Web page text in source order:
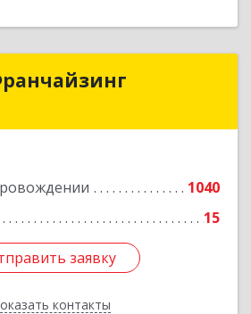
1040
15
заявку
контакты
Франчайзинг
Подробнее
заявку
Назад